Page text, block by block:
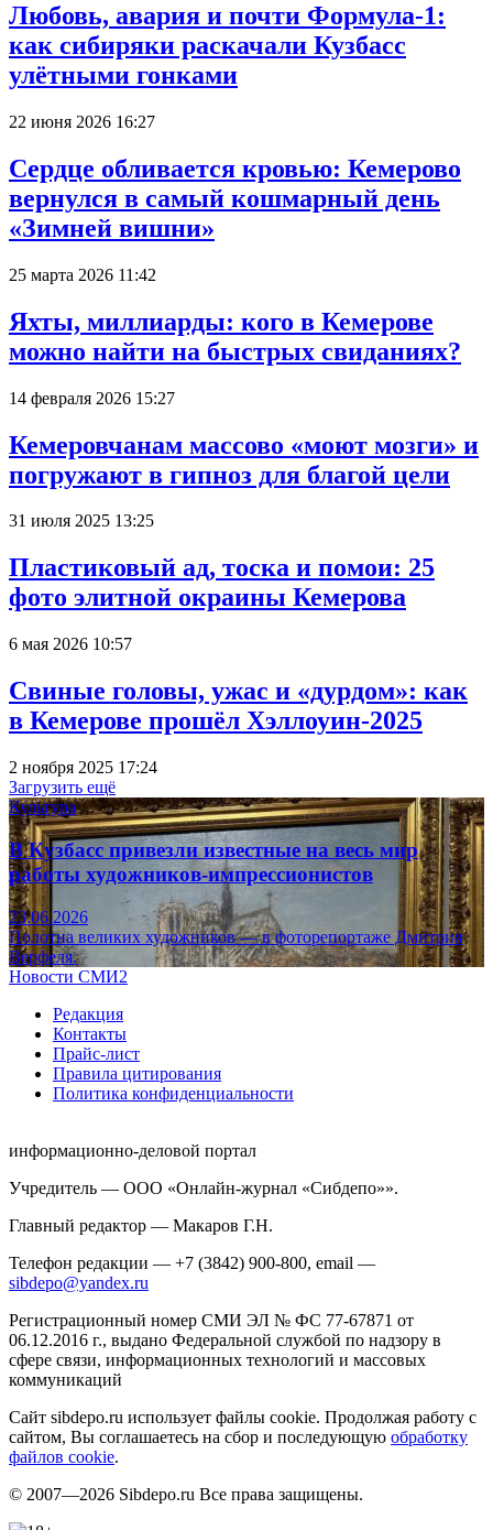
Любовь, авария и почти Формула-1:
как сибиряки раскачали Кузбасс
улётными гонками
22 июня 2026 16:27
Сердце обливается кровью: Кемерово
вернулся в самый кошмарный день
«Зимней вишни»
25 марта 2026 11:42
Яхты, миллиарды: кого в Кемерове
можно найти на быстрых свиданиях?
14 февраля 2026 15:27
Кемеровчанам массово «моют мозги» и
погружают в гипноз для благой цели
31 июля 2025 13:25
Пластиковый ад, тоска и помои: 25
фото элитной окраины Кемерова
6 мая 2026 10:57
Свиные головы, ужас и «дурдом»: как
в Кемерове прошёл Хэллоуин-2025
2 ноября 2025 17:24
Загрузить ещё
Культура
В Кузбасс привезли известные на весь мир
работы художников-импрессионистов
23.06.2026
Полотна великих художников — в фоторепортаже Дмитрия
Верфеля.
Новости СМИ2
Редакция
Контакты
Прайс-лист
Правила цитирования
Политика конфиденциальности
информационно-деловой портал
Учредитель — ООО «Онлайн-журнал «Сибдепо»».
Главный редактор — Макаров Г.Н.
Телефон редакции — +7 (3842) 900-800, email —
sibdepo@yandex.ru
Регистрационный номер СМИ ЭЛ № ФС 77-67871 от
06.12.2016 г., выдано Федеральной службой по надзору в
сфере связи, информационных технологий и массовых
коммуникаций
Сайт sibdepo.ru использует файлы cookie. Продолжая работу с
сайтом, Вы соглашаетесь на сбор и последующую обработку
файлов cookie.
© 2007—2026 Sibdepo.ru Все права защищены.